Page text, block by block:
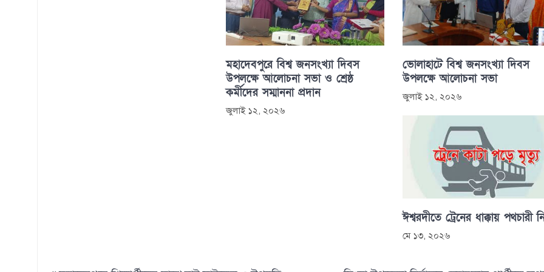
মহাদেবপুরে বিশ্ব জনসংখ্যা দিবস
উপলক্ষে আলোচনা সভা ও শ্রেষ্ঠ
কর্মীদের সম্মাননা প্রদান
জুলাই ১২, ২০২৬
ভোলাহাটে বিশ্ব জনসংখ্যা দিবস
উপলক্ষে আলোচনা সভা
জুলাই ১২, ২০২৬
ঈশ্বরদীতে ট্রেনের ধাক্কায় পথচারী
মে ১৩, ২০২৬